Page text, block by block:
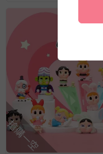
搶購一空